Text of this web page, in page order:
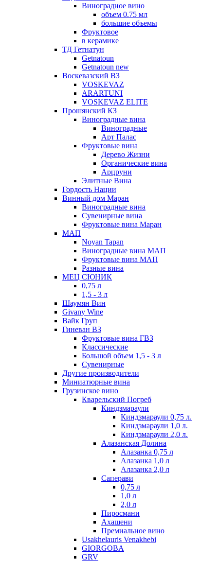
Виноградное вино
объем 0.75 мл
большие объемы
Фруктовое
в керамике
ТД Гетнатун
Getnatoun
Getnatoun new
Воскевазский ВЗ
VOSKEVAZ
ARARTUNI
VOSKEVAZ ELITE
Прошянский КЗ
Виноградные вина
Виноградные
Арт Палас
Фруктовые вина
Дерево Жизни
Органические вина
Арцруни
Элитные Вина
Гордость Нации
Винный дом Маран
Виноградные вина
Сувенирные вина
Фруктовые вина Маран
МАП
Noyan Tapan
Виноградные вина МАП
Фруктовые вина МАП
Разные вина
МЕЦ СЮНИК
0,75 л
1,5 - 3 л
Шаумян Вин
Givany Wine
Вайк Груп
Гиневан ВЗ
Фруктовые вина ГВЗ
Классические
Большой объем 1,5 - 3 л
Сувенирные
Другие производители
Миниатюрные вина
Грузинское вино
Кварельский Погреб
Киндзмараули
Киндзмараули 0,75 л.
Киндзмараули 1,0 л.
Киндзмараули 2,0 л.
Алазанская Долина
Алазанка 0,75 л
Алазанка 1,0 л
Алазанка 2,0 л
Саперави
0,75 л
1,0 л
2,0 л
Пиросмани
Ахашени
Премиальное вино
Usakhelauris Venakhebi
GIORGOBA
GRV